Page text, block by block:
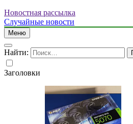
Новостная рассылка
Случайные новости
Меню
Найти:
Заголовки